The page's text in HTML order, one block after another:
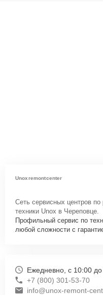
Unoxremontcenter
Сеть сервисных центров по
техники Unox в Череповце.
Профильный сервис по
любой сложности с
Ежедневно, с 10:00
+7 (800) 301-53-70
info@unox-remont-